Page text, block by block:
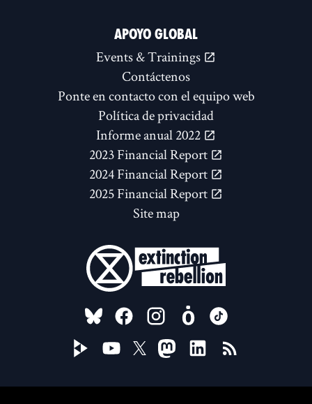
APOYO GLOBAL
Events & Trainings
Contáctenos
Ponte en contacto con el equipo web
Política de privacidad
Informe anual 2022
2023 Financial Report
2024 Financial Report
2025 Financial Report
Site map
FOLLOW US ON